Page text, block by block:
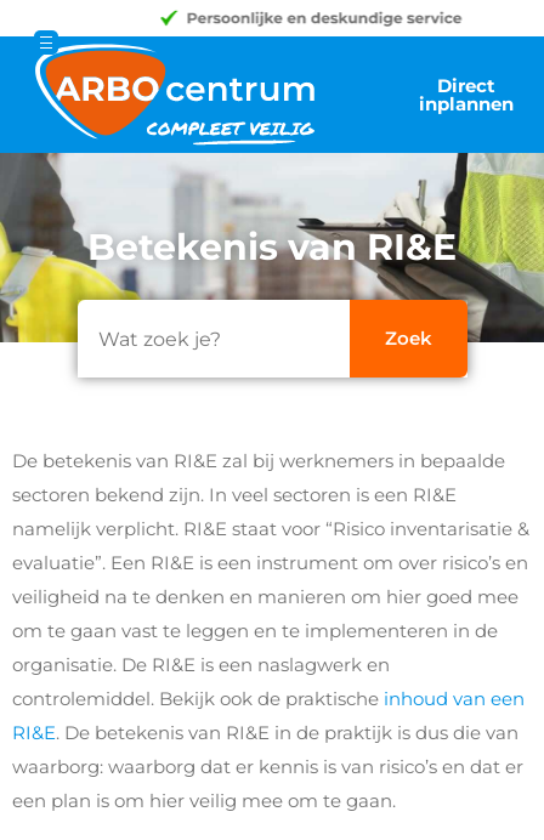
Direct
inplannen
Betekenis van RI&E
De betekenis van RI&E zal bij werknemers in bepaalde
sectoren bekend zijn. In veel sectoren is een RI&E
namelijk verplicht. RI&E staat voor “Risico inventarisatie &
evaluatie”. Een RI&E is een instrument om over risico’s en
veiligheid na te denken en manieren om hier goed mee
om te gaan vast te leggen en te implementeren in de
organisatie. De RI&E is een naslagwerk en
controlemiddel. Bekijk ook de praktische inhoud van een
RI&E. De betekenis van RI&E in de praktijk is dus die van
waarborg: waarborg dat er kennis is van risico’s en dat er
een plan is om hier veilig mee om te gaan.